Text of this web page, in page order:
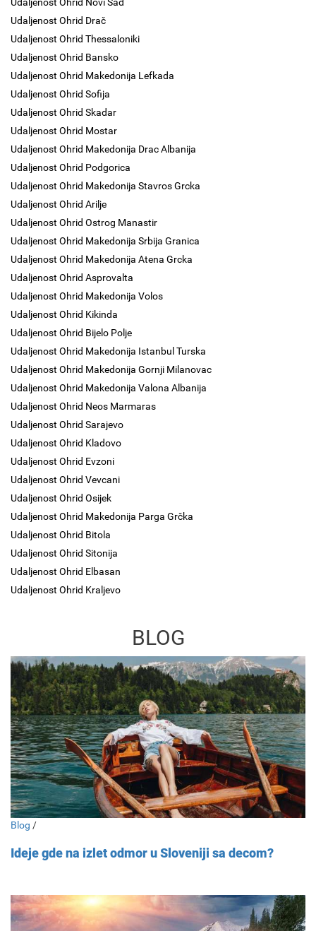
Udaljenost Ohrid Drač
Udaljenost Ohrid Thessaloniki
Udaljenost Ohrid Bansko
Udaljenost Ohrid Makedonija Lefkada
Udaljenost Ohrid Sofija
Udaljenost Ohrid Skadar
Udaljenost Ohrid Mostar
Udaljenost Ohrid Makedonija Drac Albanija
Udaljenost Ohrid Podgorica
Udaljenost Ohrid Makedonija Stavros Grcka
Udaljenost Ohrid Arilje
Udaljenost Ohrid Ostrog Manastir
Udaljenost Ohrid Makedonija Srbija Granica
Udaljenost Ohrid Makedonija Atena Grcka
Udaljenost Ohrid Asprovalta
Udaljenost Ohrid Makedonija Volos
Udaljenost Ohrid Kikinda
Udaljenost Ohrid Bijelo Polje
Udaljenost Ohrid Makedonija Istanbul Turska
Udaljenost Ohrid Makedonija Gornji Milanovac
Udaljenost Ohrid Makedonija Valona Albanija
Udaljenost Ohrid Neos Marmaras
Udaljenost Ohrid Sarajevo
Udaljenost Ohrid Kladovo
Udaljenost Ohrid Evzoni
Udaljenost Ohrid Vevcani
Udaljenost Ohrid Osijek
Udaljenost Ohrid Makedonija Parga Grčka
Udaljenost Ohrid Bitola
Udaljenost Ohrid Sitonija
Udaljenost Ohrid Elbasan
Udaljenost Ohrid Kraljevo
BLOG
Blog /
Ideje gde na izlet odmor u Sloveniji sa decom?